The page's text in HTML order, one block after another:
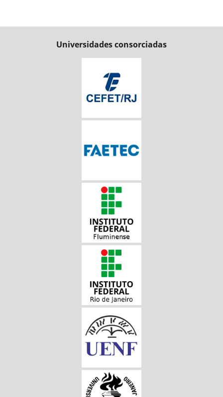
Universidades consorciadas